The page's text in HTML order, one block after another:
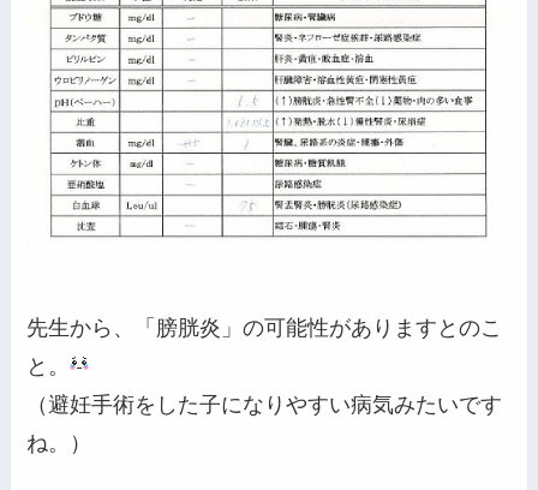
先生から、「膀胱炎」の可能性がありますとのこ
と。
（避妊手術をした子になりやすい病気みたいです
ね。）